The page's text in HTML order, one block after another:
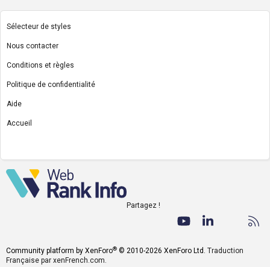
Sélecteur de styles
Nous contacter
Conditions et règles
Politique de confidentialité
Aide
Accueil
Partagez !
FacebookTwitter youtubeLinkedInNous
Community platform by XenForo® © 2010-2026 XenForo Ltd. Traduction
Française par xenFrench.com.